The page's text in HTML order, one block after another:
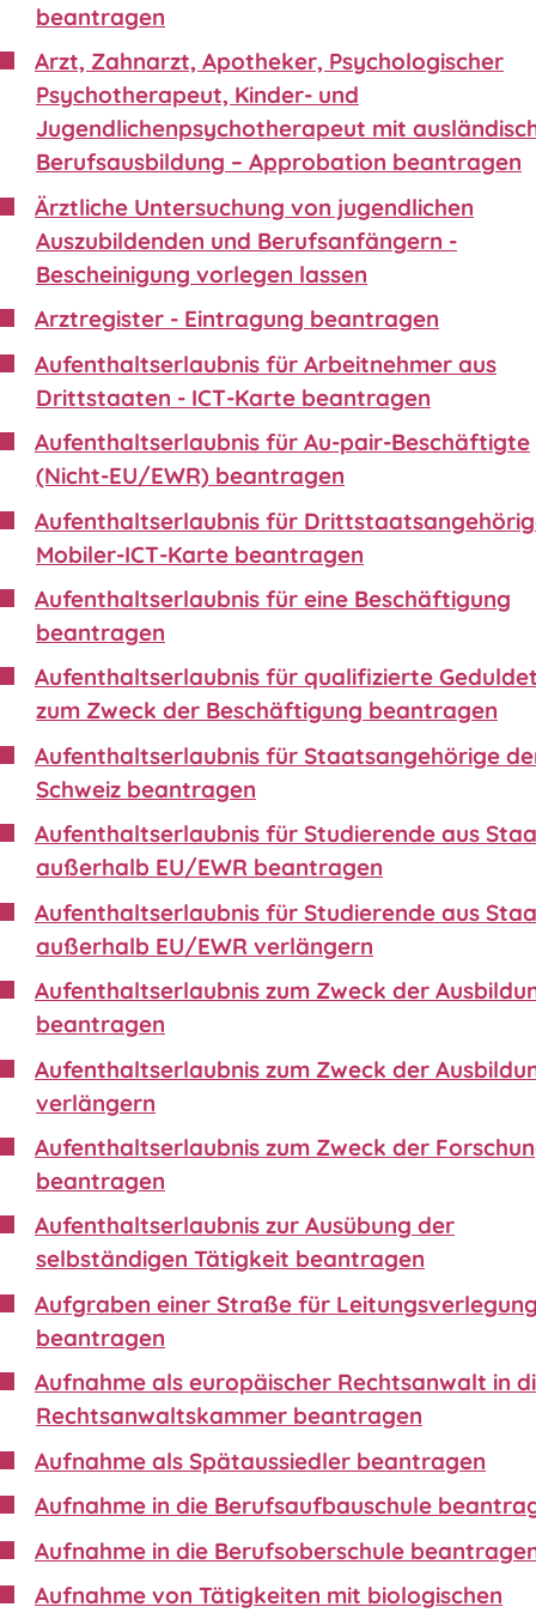
beantragen
Arzt, Zahnarzt, Apotheker, Psychologischer
Psychotherapeut, Kinder- und
Jugendlichenpsychotherapeut mit
Berufsausbildung – Approbation beantragen
Ärztliche Untersuchung von jugendlichen
Auszubildenden und Berufsanfängern -
Bescheinigung vorlegen lassen
Arztregister - Eintragung beantragen
Aufenthaltserlaubnis für Arbeitnehmer aus
Drittstaaten - ICT-Karte beantragen
Aufenthaltserlaubnis für Au-pair-Beschäftigte
(Nicht-EU/EWR) beantragen
Aufenthaltserlaubnis für
Mobiler-ICT-Karte beantragen
Aufenthaltserlaubnis für eine Beschäftigung
beantragen
Aufenthaltserlaubnis für qualifizierte
zum Zweck der Beschäftigung beantragen
Aufenthaltserlaubnis für Staatsangehörige
Schweiz beantragen
Aufenthaltserlaubnis für Studierende aus
außerhalb EU/EWR beantragen
Aufenthaltserlaubnis für Studierende aus
außerhalb EU/EWR verlängern
Aufenthaltserlaubnis zum Zweck der
beantragen
Aufenthaltserlaubnis zum Zweck der
verlängern
Aufenthaltserlaubnis zum Zweck der
beantragen
Aufenthaltserlaubnis zur Ausübung der
selbständigen Tätigkeit beantragen
Aufgraben einer Straße für
beantragen
Aufnahme als europäischer Rechtsanwalt in
Rechtsanwaltskammer beantragen
Aufnahme als Spätaussiedler beantragen
Aufnahme in die Berufsaufbauschule
Aufnahme in die Berufsoberschule
Aufnahme von Tätigkeiten mit biologischen